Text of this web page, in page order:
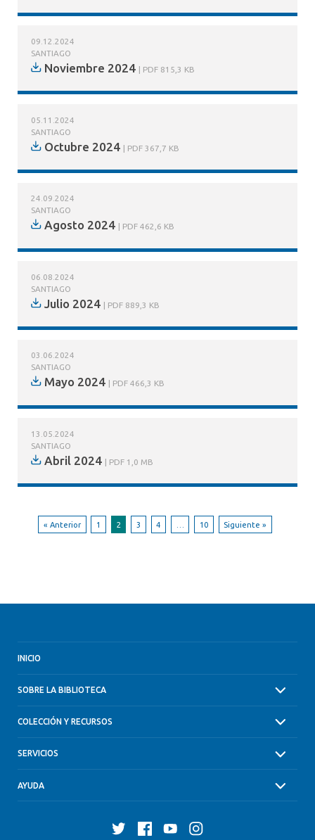
SANTIAGO
09.12.2024
Noviembre 2024 PDF 815,3 KB
SANTIAGO
05.11.2024
Octubre 2024 PDF 367,7 KB
SANTIAGO
24.09.2024
Agosto 2024 PDF 462,6 KB
SANTIAGO
06.08.2024
Julio 2024 PDF 889,3 KB
SANTIAGO
03.06.2024
Mayo 2024 PDF 466,3 KB
SANTIAGO
13.05.2024
Abril 2024 PDF 1,0 MB
« Anterior 1 2 3 4 10 Siguiente »
INICIO
SOBRE LA BIBLIOTECA
COLECCIÓN Y RECURSOS
SERVICIOS
AYUDA
Twitter FacebookYouTubeInstagram